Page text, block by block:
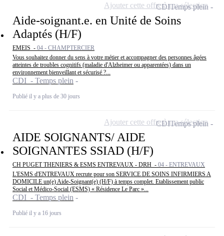
Aide-soignant.e. en Unité de Soins
Adaptés (H/F)
EMEIS - 04 - CHAMPTERCIER
Vous souhaitez donner du sens à votre métier et accompagner des personnes âgées
atteintes de troubles cognitifs (maladie d'Alzheimer ou apparentées) dans un
environnement bienveillant et sécurisé ?...
CDI - Temps plein
Publié il y a plus de 30 jours
CDITemps plein
Ajouter cette offre à ma sélection
AIDE SOIGNANTS/ AIDE
SOIGNANTES SSIAD (H/F)
CH PUGET THENIERS & ESMS ENTREVAUX - DRH - 04 - ENTREVAUX
L'ESMS d'ENTREVAUX recrute pour son SERVICE DE SOINS INFIRMIERS A
DOMICILE un(e) Aide-Soignant(e) (H/F) à temps complet. Etablissement public
Social et Médico-Social (ESMS) « Résidence Le Parc »...
CDI - Temps plein
Publié il y a 16 jours
CDITemps plein
Ajouter cette offre à ma sélection